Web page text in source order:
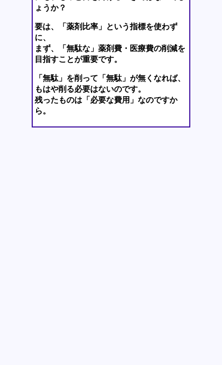
ょうか？
要は、「薬剤比率」という指標を使わず
に、
まず、「無駄な」薬剤費・医療費の削減を
目指すことが重要です。
「無駄」を削って「無駄」が無くなれば、
もはや削る必要はないのです。
残ったものは「必要な費用」なのですか
ら。